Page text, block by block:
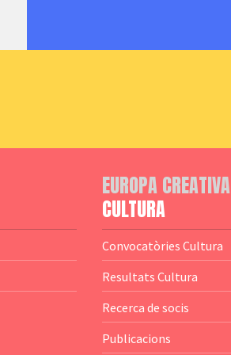
EUROPA CREATIVA
CULTURA
Convocatòries Cultura
Resultats Cultura
Recerca de socis
Publicacions